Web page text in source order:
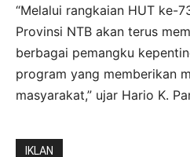
“Melalui rangkaian HUT ke-
Provinsi NTB akan terus
berbagai pemangku
program yang memberikan
masyarakat,” ujar Hario K.
IKLAN